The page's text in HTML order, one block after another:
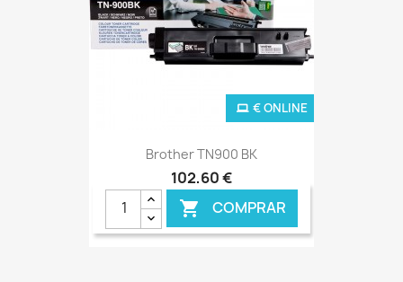
Brother TN900 BK
102,60 €
 COMPRAR
€ ONLINE